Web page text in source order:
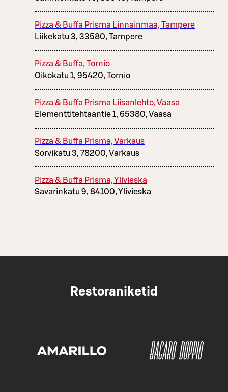
Pizza & Buffa Prisma Linnainmaa, Tampere
Liikekatu 3, 33580, Tampere
Pizza & Buffa, Tornio
Oikokatu 1, 95420, Tornio
Pizza & Buffa Prisma Liisanlehto, Vaasa
Elementtitehtaantie 1, 65380, Vaasa
Pizza & Buffa Prisma, Varkaus
Sorvikatu 3, 78200, Varkaus
Pizza & Buffa Prisma, Ylivieska
Savarinkatu 9, 84100, Ylivieska
Restoraniketid